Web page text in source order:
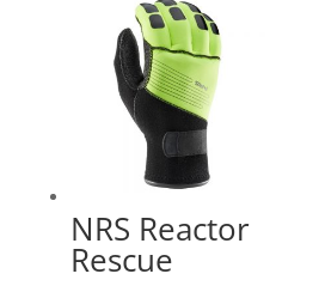
NRS Reactor
Rescue